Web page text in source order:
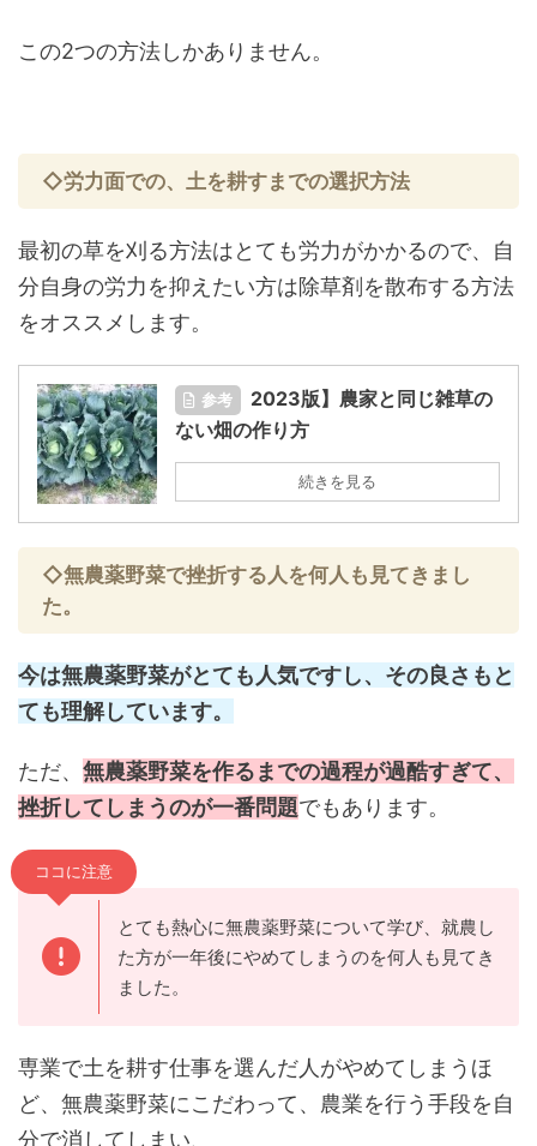
この2つの方法しかありません。
◇労力面での、土を耕すまでの選択方法
最初の草を刈る方法はとても労力がかかるので、自
分自身の労力を抑えたい方は除草剤を散布する方法
をオススメします。
参考
2023版】農家と同じ雑草の
ない畑の作り方
続きを見る
◇無農薬野菜で挫折する人を何人も見てきまし
た。
今は無農薬野菜がとても人気ですし、その良さもと
ても理解しています。
ただ、 無農薬野菜を作るまでの過程が過酷すぎて、
挫折してしまうのが一番問題でもあります。
ココに注意
とても熱心に無農薬野菜について学び、就農し
た方が一年後にやめてしまうのを何人も見てき
ました。
専業で土を耕す仕事を選んだ人がやめてしまうほ
ど、無農薬野菜にこだわって、農業を行う手段を自
分で消してしまい、